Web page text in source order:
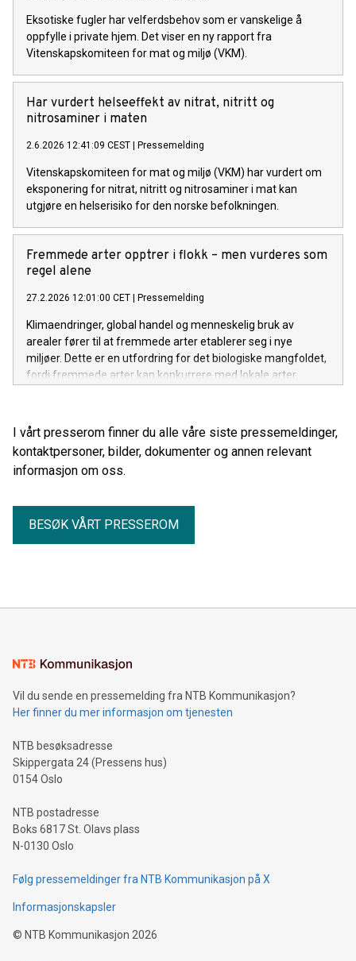
Eksotiske fugler har velferdsbehov som er vanskelige å
oppfylle i private hjem. Det viser en ny rapport fra
Vitenskapskomiteen for mat og miljø (VKM).
Har vurdert helseeffekt av nitrat, nitritt og
nitrosaminer i maten
2.6.2026 12:41:09 CEST Pressemelding
Vitenskapskomiteen for mat og miljø (VKM) har vurdert om
eksponering for nitrat, nitritt og nitrosaminer i mat kan
utgjøre en helserisiko for den norske befolkningen.
Fremmede arter opptrer i flokk – men vurderes som
regel alene
27.2.2026 12:01:00 CET Pressemelding
Klimaendringer, global handel og menneskelig bruk av
arealer fører til at fremmede arter etablerer seg i nye
miljøer. Dette er en utfordring for det biologiske mangfoldet,
fordi fremmede arter kan konkurrere med lokale arter,
I vårt presserom finner du alle våre siste pressemeldinger,
kontaktpersoner, bilder, dokumenter og annen relevant
informasjon om oss.
BESØK VÅRT PRESSEROM
Vil du sende en pressemelding fra NTB Kommunikasjon?
Her finner du mer informasjon om tjenesten
NTB besøksadresse
Skippergata 24 (Pressens hus)
0154 Oslo
NTB postadresse
Boks 6817 St. Olavs plass
N-0130 Oslo
Følg pressemeldinger fra NTB Kommunikasjon på X
Informasjonskapsler
© NTB Kommunikasjon 2026